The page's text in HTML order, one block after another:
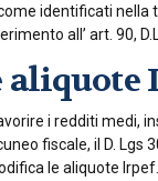
identificati nella
all’ art. 90,
aliquote
i redditi medi,
fiscale, il D. Lgs
le aliquote Irpef.